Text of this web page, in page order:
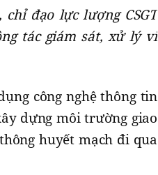
đạo lực lượng CSGT
tác giám sát, xử lý vi
công nghệ thông tin
dựng môi trường giao
huyết mạch đi qua